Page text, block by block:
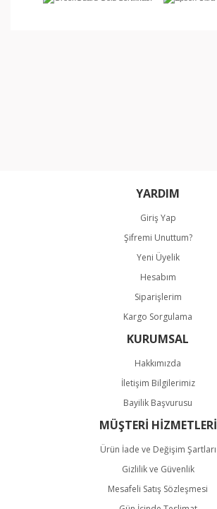
Bu ürüne benzer farklı alternatifler olmalı.
Gönder
YARDIM
Giriş Yap
Şifremi Unuttum?
Yeni Üyelik
Hesabım
Siparişlerim
Kargo Sorgulama
KURUMSAL
Hakkımızda
İletişim Bilgilerimiz
Bayilik Başvurusu
MÜŞTERİ HİZMETLERİ
Ürün İade ve Değişim Şartları
Gizlilik ve Güvenlik
Mesafeli Satış Sözleşmesi